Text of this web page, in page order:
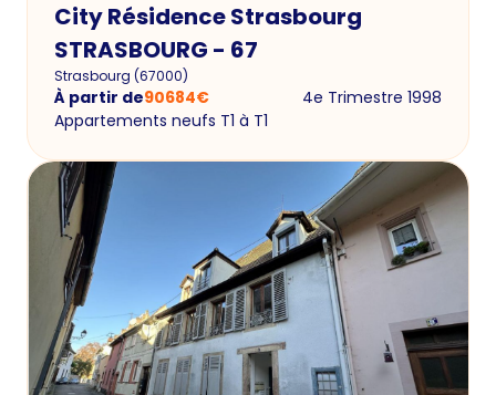
City Résidence Strasbourg
STRASBOURG - 67
Strasbourg (67000)
À partir de90684€
4e Trimestre 1998
Appartements neufs T1 à T1